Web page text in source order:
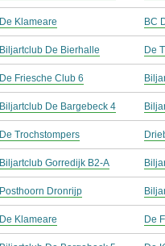
De Klameare BC
Biljartclub De Bierhalle De
De Friesche Club 6
Biljartclub De Bargebeck 4
De Trochstompers
Biljartclub Gorredijk B2-A
Posthoorn Dronrijp
De Klameare De